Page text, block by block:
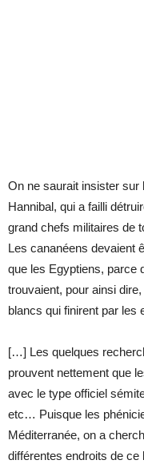
On ne saurait insister sur
Hannibal, qui a failli
grand chefs militaires de
Les cananéens devaient
que les Egyptiens, parce
trouvaient, pour ainsi
blancs qui finirent par les
[…] Les quelques
prouvent nettement que
avec le type officiel
etc… Puisque les
Méditerranée, on a
différentes endroits de